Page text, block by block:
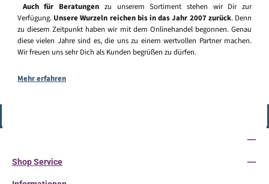
Auch für Beratungen zu unserem Sortiment stehen wir Dir zur
Verfügung. Unsere Wurzeln reichen bis in das Jahr 2007 zurück. Denn
zu diesem Zeitpunkt haben wir mit dem Onlinehandel begonnen. Genau
diese vielen Jahre sind es, die uns zu einem wertvollen Partner machen.
Wir freuen uns sehr Dich als Kunden begrüßen zu dürfen.
Mehr erfahren
Shop Service